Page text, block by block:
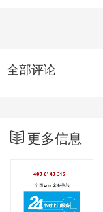
全部评论
更多信息